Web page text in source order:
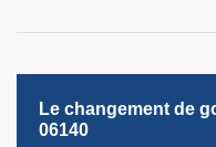
Le changement de
06140